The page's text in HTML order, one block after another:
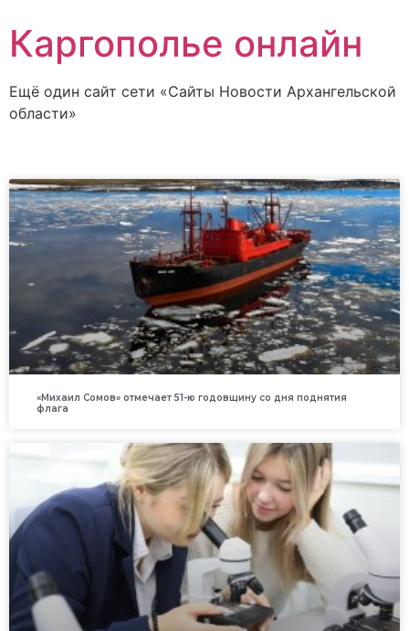
Каргополье онлайн
Ещё один сайт сети «Сайты Новости Архангельской
области»
«Михаил Сомов» отмечает 51-ю годовщину со дня поднятия
флага